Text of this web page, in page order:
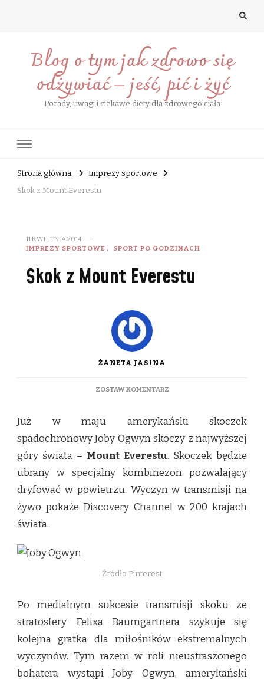
Blog o tym jak zdrowo się
odżywiać – jeść, pić i żyć
Porady, uwagi i ciekawe diety dla zdrowego ciała
Strona główna
imprezy sportowe
Skok z Mount Everestu
11 KWIETNIA 2014
IMPREZY SPORTOWE
SPORT PO GODZINACH
Skok z Mount Everestu
ŻANETA JASINA
ZOSTAW KOMENTARZDO
MOUNT
Już w maju amerykański skoczek
spadochronowy Joby Ogwyn skoczy z najwyższej
góry świata – Mount Everestu. Skoczek będzie
ubrany w specjalny kombinezon pozwalający
dryfować w powietrzu. Wyczyn w transmisji na
żywo pokaże Discovery Channel w 200 krajach
świata.
Źródło Pinterest
Po medialnym sukcesie transmisji skoku ze
stratosfery Felixa Baumgartnera szykuje się
kolejna gratka dla miłośników ekstremalnych
wyczynów. Tym razem w roli nieustraszonego
bohatera wystąpi Joby Ogwyn, amerykański